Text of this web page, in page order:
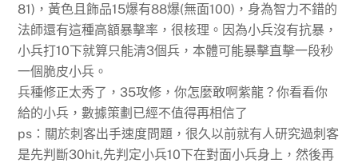
81)，黃色且飾品15爆有88爆(無面100)，身為智力不錯的
法師還有這種高額暴擊率，很核理。因為小兵沒有抗暴，
小兵打10下就算只能清3個兵，本體可能暴擊直擊一段秒
一個脆皮小兵。
兵種修正太秀了，35攻修，你怎麼敢啊紫龍？你看看你
給的小兵，數據策劃已經不值得再相信了
ps：關於刺客出手速度問題，很久以前就有人研究過刺客
是先判斷30hit,先判定小兵10下在對面小兵身上，然後再